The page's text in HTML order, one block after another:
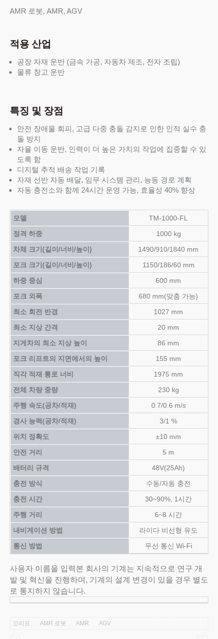
AMR 로봇, AMR, AGV
적용 산업
공장 자재 운반 (금속 가공, 자동차 제조, 전자 조립)
물류 창고 운반
특징 및 장점
안전 장애물 회피, 고급 다중 충돌 감지로 인한 인적 실수 충
돌 방지
자율 이동 운반, 인력이 더 높은 가치의 작업에 집중할 수 있
도록 함
디지털 추적 배송 작업 기록
자재 선반 자동 배달, 임무 시스템 관리, 능동 경로 계획
자동 충전소와 함께 24시간 운영 가능, 효율성 40% 향상
모델
TM-1000-FL
정격 하중
1000 kg
차체 크기(길이/너비/높이)
1490/910/1840 mm
포크 크기(길이/너비/높이)
1150/186/60 mm
하중 중심
600 mm
포크 외폭
680 mm(맞춤 가능)
최소 회전 반경
1027 mm
최소 지상 간격
20 mm
지게차의 최소 지상 높이
86 mm
포크 리프트의 지면에서의 높이
155 mm
직각 적재 통로 너비
1975 mm
전체 차량 중량
230 kg
주행 속도(공차/적재)
0.7/0.6 m/s
경사 능력(공차/적재)
3/1 %
위치 정확도
±10 mm
안전 거리
5 m
배터리 규격
48V(25Ah)
충전 방식
수동/자동 충전
충전 시간
30~90%, 1시간
주행 거리
6~8 시간
내비게이션 방법
라이다 비선형 유도
통신 방법
무선 통신 Wi-Fi
사용자 이름을 입력본 회사의 기계는 지속적으로 연구 개
발 및 혁신을 진행하며, 기계의 설계 변경이 있을 경우 별도
로 통지하지 않습니다.
꼬리표 AMR 로봇 AMR AGV